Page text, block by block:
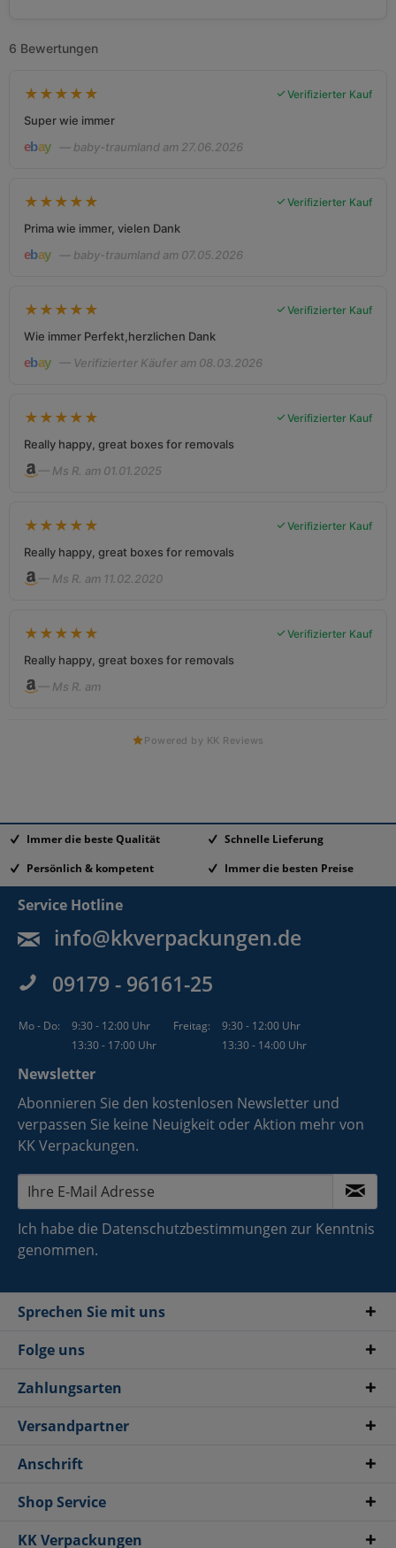
6 Bewertungen
★ ★ ★ ★ ★ Verifizierter Kauf
Super wie immer
— baby-traumland am 27.06.2026
★ ★ ★ ★ ★ Verifizierter Kauf
Prima wie immer, vielen Dank
— baby-traumland am 07.05.2026
★ ★ ★ ★ ★ Verifizierter Kauf
Wie immer Perfekt,herzlichen Dank
— Verifizierter Käufer am 08.03.2026
★ ★ ★ ★ ★ Verifizierter Kauf
Really happy, great boxes for removals
— Ms R. am 01.01.2025
★ ★ ★ ★ ★ Verifizierter Kauf
Really happy, great boxes for removals
— Ms R. am 11.02.2020
★ ★ ★ ★ ★ Verifizierter Kauf
Really happy, great boxes for removals
— Ms R. am
Powered by KK Reviews
Immer die beste Qualität
Schnelle Lieferung
Persönlich & kompetent
Immer die besten Preise
Service Hotline
info@kkverpackungen.de
09179 - 96161-25
Mo - Do: 9:30 - 12:00 Uhr Freitag:
9:30 - 12:00 Uhr
13:30 - 17:00 Uhr
13:30 - 14:00 Uhr
Newsletter
Abonnieren Sie den kostenlosen Newsletter und
verpassen Sie keine Neuigkeit oder Aktion mehr von
KK Verpackungen.
Ich habe die Datenschutzbestimmungen zur Kenntnis
genommen.
Sprechen Sie mit uns
Folge uns
Zahlungsarten
Versandpartner
Anschrift
Shop Service
KK Verpackungen